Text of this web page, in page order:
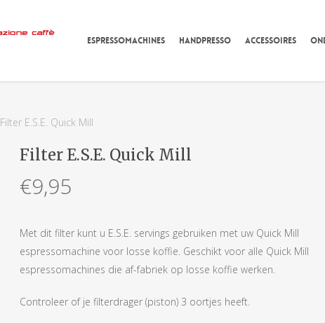
ESPRESSOMACHINES HANDPRESSO ACCESSOIRES
Filter E.S.E. Quick Mill
Filter E.S.E. Quick Mill
€9,95
Met dit filter kunt u E.S.E. servings gebruiken met uw Quick Mill
espressomachine voor losse koffie. Geschikt voor alle Quick Mill
espressomachines die af-fabriek op losse koffie werken.
Controleer of je filterdrager (piston) 3 oortjes heeft.